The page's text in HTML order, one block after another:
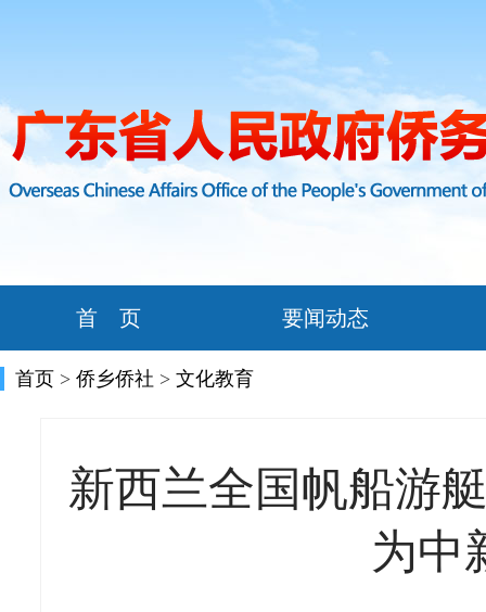
首 页 要闻动态
首页 > 侨乡侨社 > 文化教育
新西兰全国帆船游
为中